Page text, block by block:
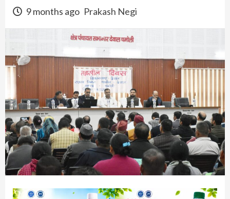
9 months ago Prakash Negi